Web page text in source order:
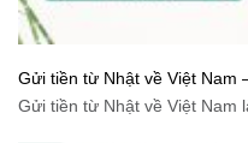
Gửi tiền từ Nhật về Việt Nam
và tiết kiệm
Gửi tiền từ Nhật về Việt Nam